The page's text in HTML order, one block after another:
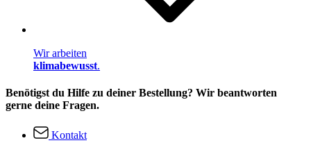
Wir arbeiten
klimabewusst.
Benötigst du Hilfe zu deiner Bestellung? Wir beantworten
gerne deine Fragen.
Kontakt